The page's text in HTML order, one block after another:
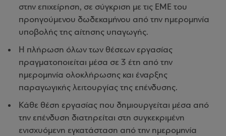
στην επιχείρηση, σε σύγκριση με τις ΕΜΕ του
προηγούμενου δωδεκαμήνου από την ημερομηνία
υποβολής της αίτησης υπαγωγής.
Η πλήρωση όλων των θέσεων εργασίας
πραγματοποιείται μέσα σε 3 έτη από την
ημερομηνία ολοκλήρωσης και έναρξης
παραγωγικής λειτουργίας της επένδυσης.
Κάθε θέση εργασίας που δημιουργείται μέσα από
την επένδυση διατηρείται στη συγκεκριμένη
ενισχυόμενη εγκατάσταση από την ημερομηνία